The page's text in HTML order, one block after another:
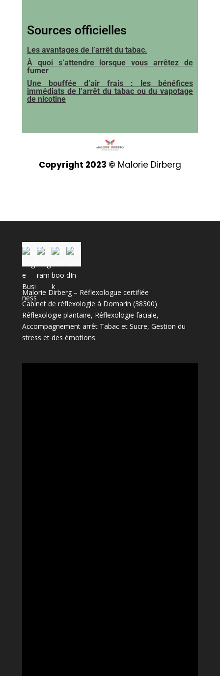
Sources officielles
Les avantages de l’arrêt du tabac.
À quoi s’attendre lorsque vous arrêtez de
fumer
Une bouffée d’air frais : les bénéfices
immédiats de l’arrêt du tabac ou du vapotage
de nicotine
Copyright 2023 © Malorie Dirberg
Malorie Dirberg – Réflexologue certifiée
Cabinet de réflexologie à Domarin (38300)
Réflexologie plantaire, Réflexologie faciale,
Accompagnement arrêt Tabac et Sucre, Gestion du
stress et des émotions